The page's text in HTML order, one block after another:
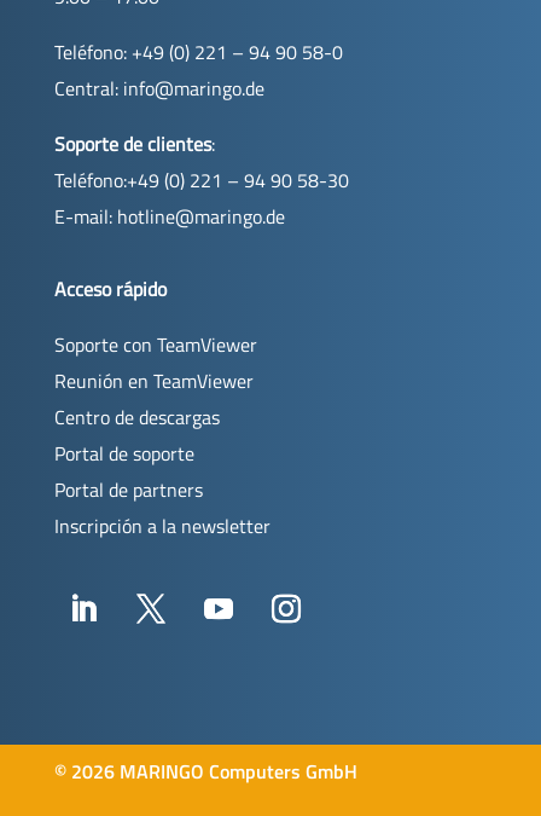
Teléfono: +49 (0) 221 – 94 90 58-0
Central: info@maringo.de
Soporte de clientes:
Teléfono:+49 (0) 221 – 94 90 58-30
E-mail: hotline@maringo.de
Acceso rápido
Soporte con TeamViewer
Reunión en TeamViewer
Centro de descargas
Portal de soporte
Portal de partners
Inscripción a la newsletter
© 2026 MARINGO Computers GmbH